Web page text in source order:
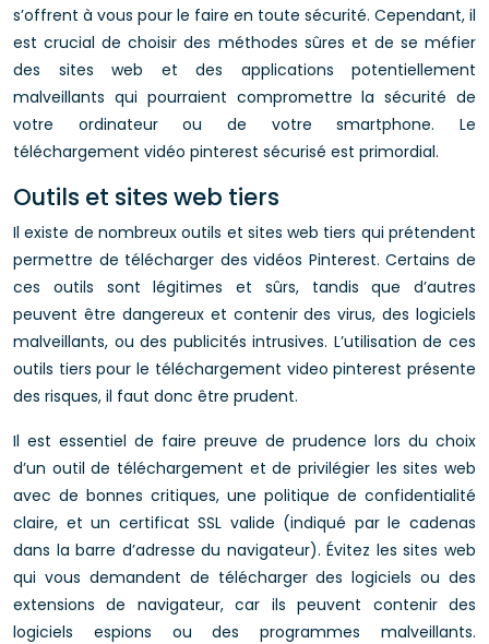
s’offrent à vous pour le faire en toute sécurité. Cependant, il
est crucial de choisir des méthodes sûres et de se méfier
des sites web et des applications potentiellement
malveillants qui pourraient compromettre la sécurité de
votre ordinateur ou de votre smartphone. Le
téléchargement vidéo pinterest sécurisé est primordial.
Outils et sites web tiers
Il existe de nombreux outils et sites web tiers qui prétendent
permettre de télécharger des vidéos Pinterest. Certains de
ces outils sont légitimes et sûrs, tandis que d’autres
peuvent être dangereux et contenir des virus, des logiciels
malveillants, ou des publicités intrusives. L’utilisation de ces
outils tiers pour le téléchargement video pinterest présente
des risques, il faut donc être prudent.
Il est essentiel de faire preuve de prudence lors du choix
d’un outil de téléchargement et de privilégier les sites web
avec de bonnes critiques, une politique de confidentialité
claire, et un certificat SSL valide (indiqué par le cadenas
dans la barre d’adresse du navigateur). Évitez les sites web
qui vous demandent de télécharger des logiciels ou des
extensions de navigateur, car ils peuvent contenir des
logiciels espions ou des programmes malveillants.